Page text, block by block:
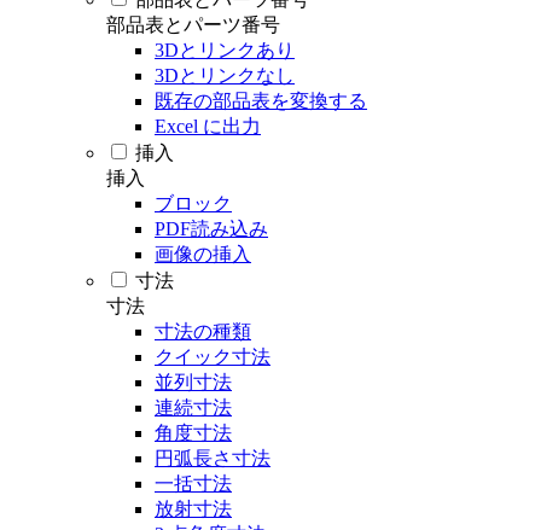
部品表とパーツ番号
3Dとリンクあり
3Dとリンクなし
既存の部品表を変換する
Excel に出力
挿入
挿入
ブロック
PDF読み込み
画像の挿入
寸法
寸法
寸法の種類
クイック寸法
並列寸法
連続寸法
角度寸法
円弧長さ寸法
一括寸法
放射寸法